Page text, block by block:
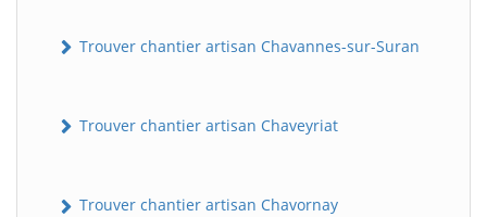
Trouver chantier artisan Chavannes-sur-Suran
Trouver chantier artisan Chaveyriat
Trouver chantier artisan Chavornay